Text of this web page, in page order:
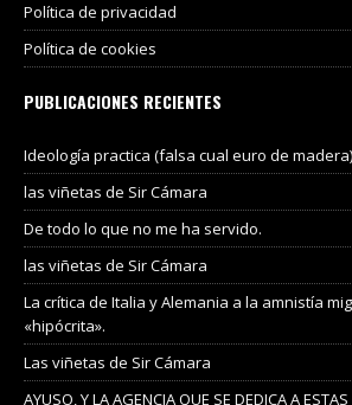
Política de privacidad
Política de cookies
PUBLICACIONES RECIENTES
Ideología practica (falsa cual euro de madera)
las viñetas de Sir Cámara
De todo lo que no me ha servido.
las viñetas de Sir Cámara
La crítica de Italia y Alemania a la amnistía
«hipócrita».
Las viñetas de Sir Cámara
AYUSO, Y LA AGENCIA QUE SE DEDICA A